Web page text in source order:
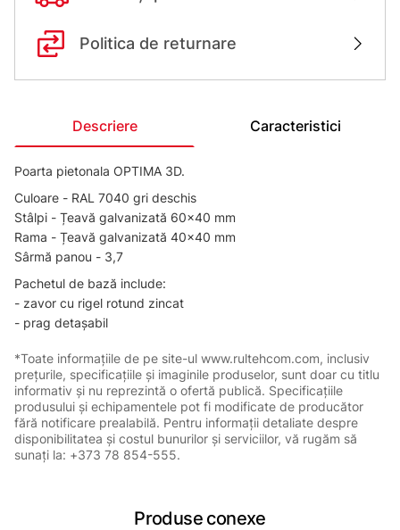
Politica de returnare
Descriere Caracteristici
Poarta pietonala OPTIMA 3D.
Culoare - RAL 7040 gri deschis
Stâlpi - Țeavă galvanizată 60x40 mm
Rama - Țeavă galvanizată 40x40 mm
Sârmă panou - 3,7
Pachetul de bază include:
- zavor cu rigel rotund zincat
- prag detașabil
*Toate informațiile de pe site-ul www.rultehcom.com, inclusiv
prețurile, specificațiile și imaginile produselor, sunt doar cu titlu
informativ și nu reprezintă o ofertă publică. Specificațiile
produsului și echipamentele pot fi modificate de producător
fără notificare prealabilă. Pentru informații detaliate despre
disponibilitatea și costul bunurilor și serviciilor, vă rugăm să
sunați la: +373 78 854-555.
Produse conexe